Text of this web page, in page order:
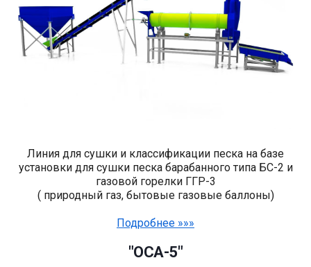
Линия для сушки и классификации песка на базе
установки для сушки песка барабанного типа БС-2 и
газовой горелки ГГР-3
( природный газ, бытовые газовые баллоны)
Подробнее »»»
"ОСА-5"